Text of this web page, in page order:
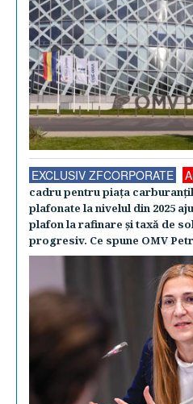
EXCLUSIV ZFCORPORATE
cadru pentru piaţa
plafonate la nivelul din 2025
plafon la rafinare şi taxă de
progresiv. Ce spune OMV